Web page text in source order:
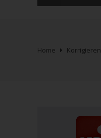
Home Korrigieren